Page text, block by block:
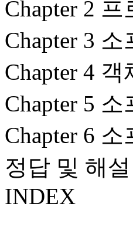
Chapter 2
Chapter 3
Chapter 4
Chapter 5
Chapter 6
정답 및 해설
INDEX